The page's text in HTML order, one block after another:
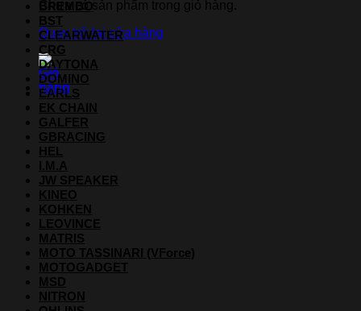
Chưa có sản phẩm trong giỏ hàng.
Quay trở lại cửa hàng
BREMBO
BST
CLEARWATER
CRG
DAYTONA
DOMINO
EARLS
EK CHAIN
GALFER
GBRACING
HEL
I.M.A
JW SPEAKER
KINEO
KOHKEN
LEOVINCE
MATRIS
MOTO TASSINARI (VForce)
MOTOGADGET
MSD
NITRON